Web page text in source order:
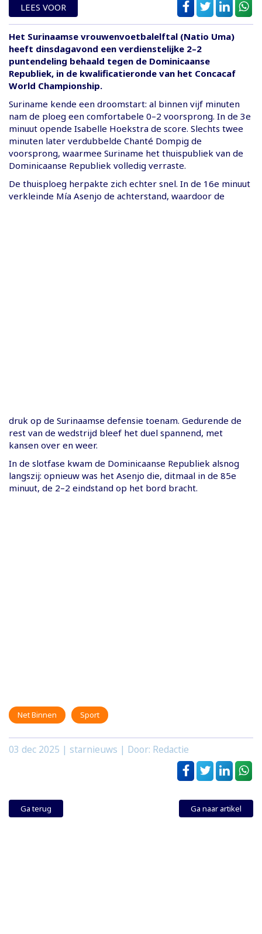
LEES VOOR
Het Surinaamse vrouwenvoetbalelftal (Natio Uma)
heeft dinsdagavond een verdienstelijke 2–2
puntendeling behaald tegen de Dominicaanse
Republiek, in de kwalificatieronde van het Concacaf
World Championship.
Suriname kende een droomstart: al binnen vijf minuten
nam de ploeg een comfortabele 0–2 voorsprong. In de 3e
minuut opende Isabelle Hoekstra de score. Slechts twee
minuten later verdubbelde Chanté Dompig de
voorsprong, waarmee Suriname het thuispubliek van de
Dominicaanse Republiek volledig verraste.
De thuisploeg herpakte zich echter snel. In de 16e minuut
verkleinde Mía Asenjo de achterstand, waardoor de
druk op de Surinaamse defensie toenam. Gedurende de
rest van de wedstrijd bleef het duel spannend, met
kansen over en weer.
In de slotfase kwam de Dominicaanse Republiek alsnog
langszij: opnieuw was het Asenjo die, ditmaal in de 85e
minuut, de 2–2 eindstand op het bord bracht.
Net Binnen Sport
03 dec 2025 | starnieuws | Door: Redactie
Ga terug Ga naar artikel